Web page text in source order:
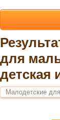
для
детская
Малодетские